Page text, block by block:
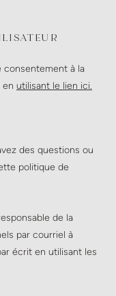
consentement à la
en utilisant le lien ici.
des questions ou
politique de
de la
par courriel à
écrit en utilisant les